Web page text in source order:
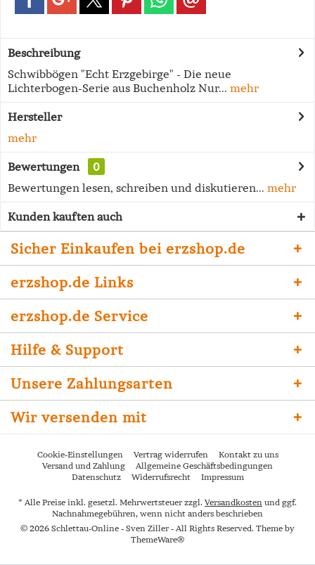
Beschreibung
Schwibbögen "Echt Erzgebirge" - Die neue
Lichterbogen-Serie aus Buchenholz Nur... mehr
Hersteller
mehr
Bewertungen
0
Bewertungen lesen, schreiben und diskutieren... mehr
Kunden kauften auch
Sicher Einkaufen bei erzshop.de
erzshop.de Links
erzshop.de Service
Hilfe & Support
Unsere Zahlungsarten
Wir versenden mit
Cookie-Einstellungen Vertrag widerrufen
Kontakt zu uns
Versand und Zahlung
Allgemeine Geschäftsbedingungen
Datenschutz
Widerrufsrecht Impressum
* Alle Preise inkl. gesetzl. Mehrwertsteuer zzgl. Versandkosten und ggf.
Nachnahmegebühren, wenn nicht anders beschrieben
© 2026 Schlettau-Online - Sven Ziller - All Rights Reserved. Theme by
ThemeWare®